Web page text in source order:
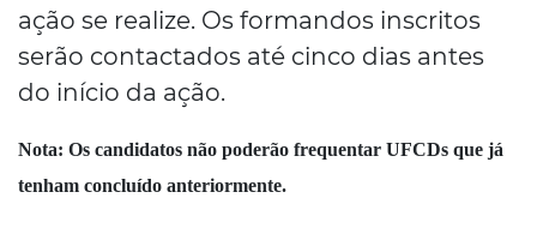
ação se realize. Os formandos inscritos
serão contactados até cinco dias antes
do início da ação.
Nota: Os candidatos não poderão frequentar UFCDs que já
tenham concluído anteriormente.